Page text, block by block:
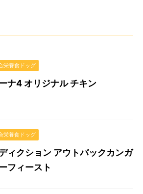
栄養食ドッグ
ナ4 オリジナル チキン
栄養食ドッグ
ィクション アウトバックカンガ
フィースト